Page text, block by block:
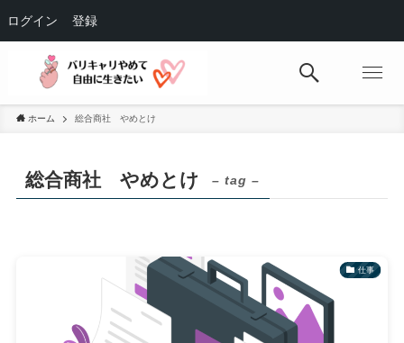
ログイン 登録
ホーム 総合商社 やめとけ
総合商社 やめとけ – tag –
仕事